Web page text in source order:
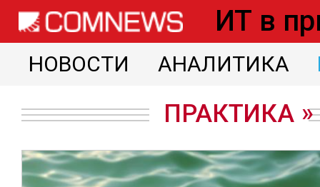
Перейти
к
основному
содержанию
ИТ в
НОВОСТИ АНАЛИТИКА
ПРАКТИКА